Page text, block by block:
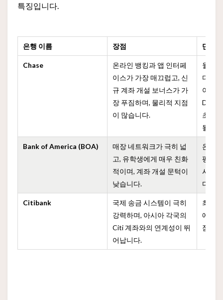
특징입니다.
은행 이름 장점 단점
Chase
온라인 뱅킹과 앱 인터페
이스가 가장 매끄럽고, 신
규 계좌 개설 보너스가 가
장 푸짐하며, 물리적 지점
이 많습니다.
월 수
다로
여 자
초기
될 수
Bank of America (BOA)
매장 네트워크가 극히 넓
고, 유학생에게 매우 친화
적이며, 계좌 개설 문턱이
낮습니다.
온라
평범
시간
다.
Citibank
국제 송금 시스템이 극히
강력하며, 아시아 각국의
Citi 계좌와의 연계성이 뛰
어납니다.
최근
에서
점차